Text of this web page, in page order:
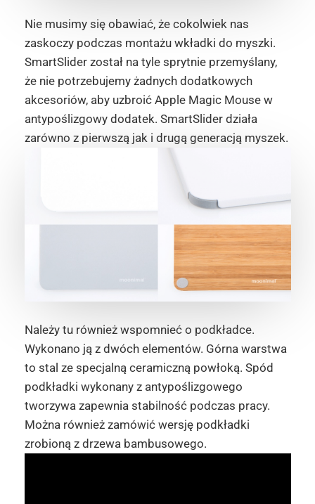
Nie musimy się obawiać, że cokolwiek nas
zaskoczy podczas montażu wkładki do myszki.
SmartSlider został na tyle sprytnie przemyślany,
że nie potrzebujemy żadnych dodatkowych
akcesoriów, aby uzbroić Apple Magic Mouse w
antypoślizgowy dodatek. SmartSlider działa
zarówno z pierwszą jak i drugą generacją myszek.
Należy tu również wspomnieć o podkładce.
Wykonano ją z dwóch elementów. Górna warstwa
to stal ze specjalną ceramiczną powłoką. Spód
podkładki wykonany z antypoślizgowego
tworzywa zapewnia stabilność podczas pracy.
Można również zamówić wersję podkładki
zrobioną z drzewa bambusowego.